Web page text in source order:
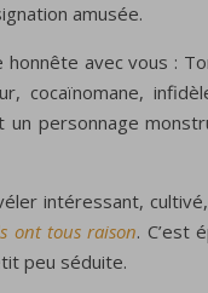
amusée.
honnête avec vous :
cocaïnomane,
un personnage
intéressant,
ont tous raison. C’est
peu séduite.